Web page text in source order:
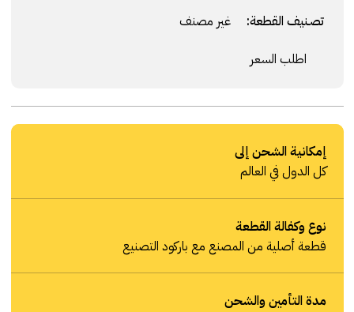
تصنيف القطعة: غير مصنف
اطلب السعر
إمكانية الشحن إلى
كل الدول في العالم
نوع وكفالة القطعة
قطعة أصلية من المصنع مع باركود التصنيع
مدة التأمين والشحن